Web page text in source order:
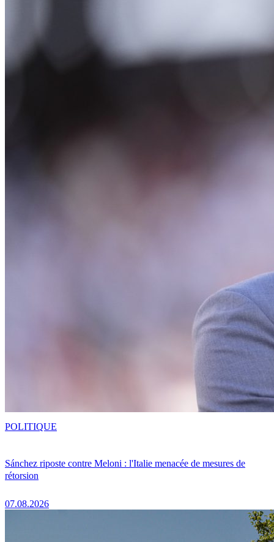
Sánchez riposte contre Meloni : l'Italie menacée de mesures de
rétorsion
07.08.2026
POLITIQUE